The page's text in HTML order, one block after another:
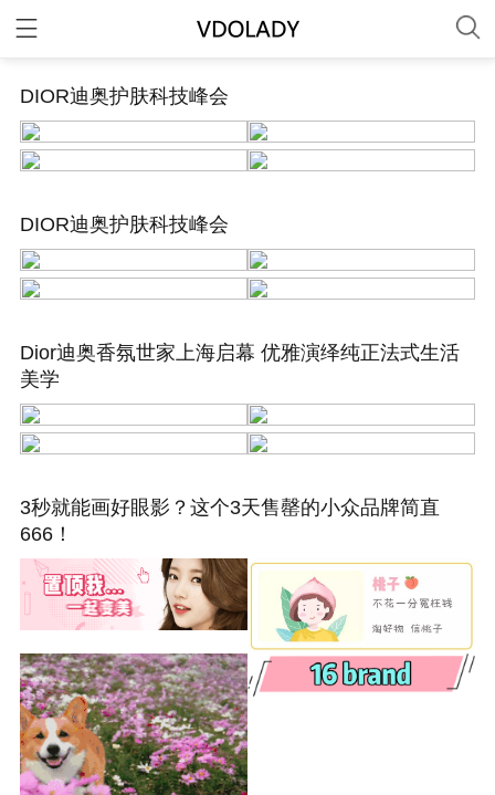
DIOR迪奥护肤科技峰会
DIOR迪奥护肤科技峰会
Dior迪奥香氛世家上海启幕 优雅演绎纯正法式生活
美学
3秒就能画好眼影？这个3天售罄的小众品牌简直
666！